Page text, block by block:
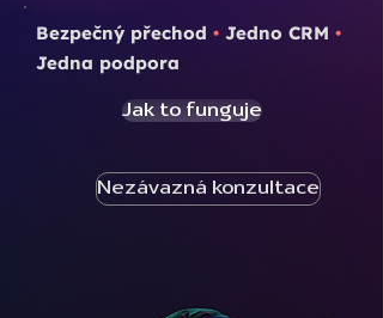
Bezpečný přechod • Jedno CRM •
Jedna podpora
Jak to funguje
Nezávazná konzultace